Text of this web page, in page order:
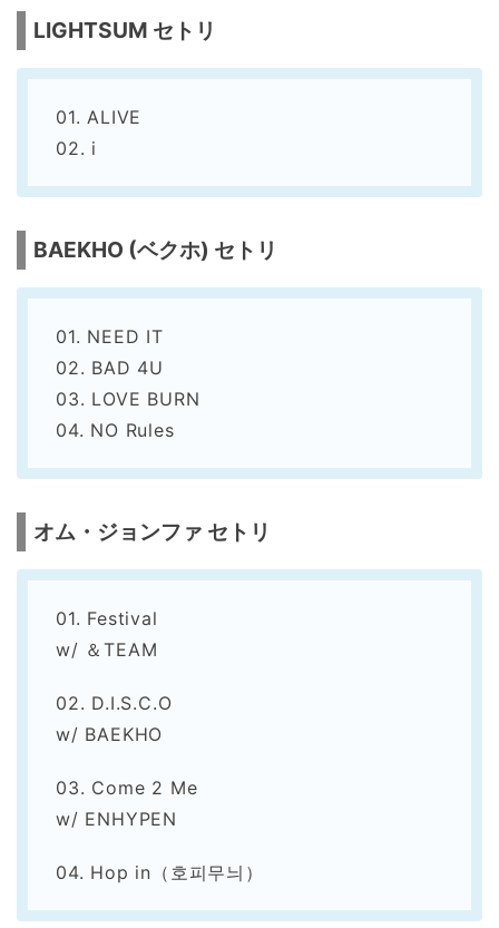
LIGHTSUM セトリ
01. ALIVE
02. i
BAEKHO (ベクホ) セトリ
01. NEED IT
02. BAD 4U
03. LOVE BURN
04. NO Rules
オム・ジョンファ セトリ
01. Festival
w/ ＆TEAM
02. D.I.S.C.O
w/ BAEKHO
03. Come 2 Me
w/ ENHYPEN
04. Hop in（호피무늬）